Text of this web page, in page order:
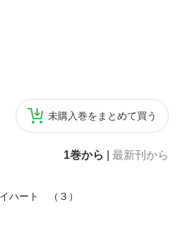
未購入巻をまとめて買う
1巻から 最新刊から
ハート （３）